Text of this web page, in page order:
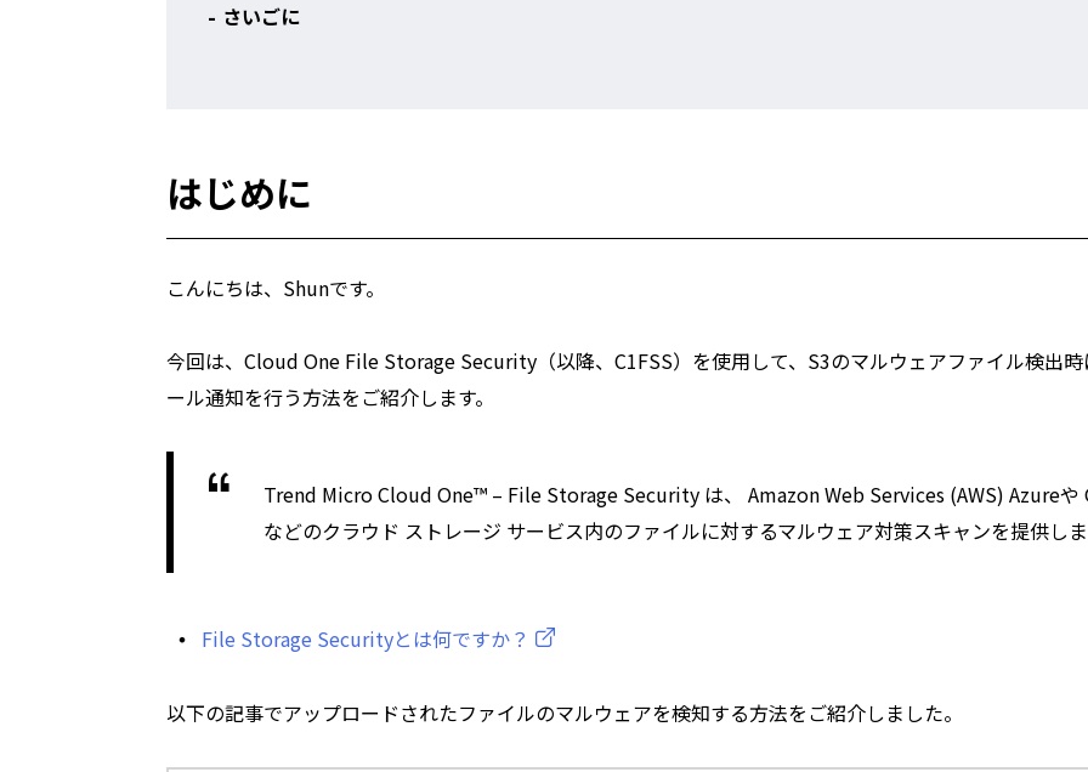
さいごに
はじめに
こんにちは、Shunです。
今回は、Cloud One File Storage Security（以降、C1FSS）を使用して、S3のマルウェアファイル検出
ール通知を行う方法をご紹介します。
Trend Micro Cloud One™ – File Storage Security は、 Amazon Web Services (AWS) Azureや
などのクラウド ストレージ サービス内のファイルに対するマルウェア対策スキャンを提供し
File Storage Securityとは何ですか？
以下の記事でアップロードされたファイルのマルウェアを検知する方法をご紹介しました。